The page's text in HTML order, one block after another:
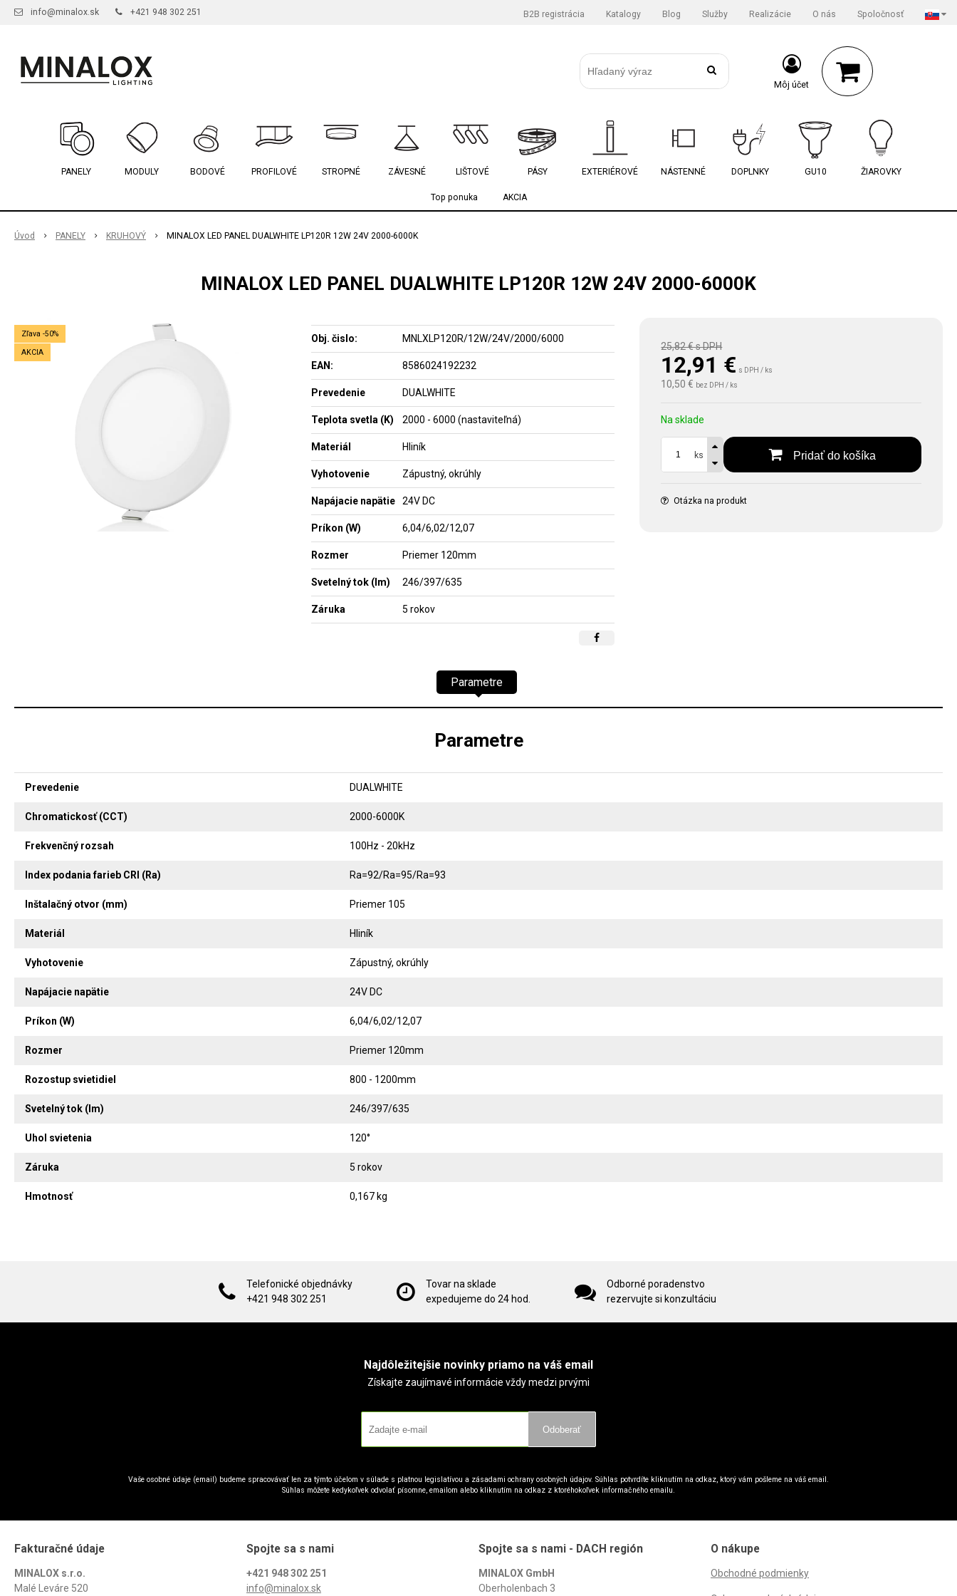
info@minalox.sk +421 948 302 251 B2B registrácia Katalogy Blog Služby Realizácie O nás Spoločnosť
Môj účet
PANELY MODULY BODOVÉ PROFILOVÉ STROPNÉ ZÁVESNÉ LIŠTOVÉ PÁSY EXTERIÉROVÉ NÁSTENNÉ DOPLNKY GU10 ŽIAROVKY
Top ponuka AKCIA
Úvod PANELY KRUHOVÝ MINALOX LED PANEL DUALWHITE LP120R 12W 24V 2000-6000K
MINALOX LED PANEL DUALWHITE LP120R 12W 24V 2000-6000K
Zľava -50%
AKCIA
25,82 €s DPH
12,91 € s DPH / ks
10,50 € bez DPH / ks
Na sklade
ks Pridať do košíka
Otázka na produkt
Obj. čislo: MNLXLP120R/12W/24V/2000/6000
EAN: 8586024192232
Prevedenie DUALWHITE
Teplota svetla (K) 2000 - 6000 (nastaviteľná)
Materiál Hliník
Vyhotovenie Zápustný, okrúhly
Napájacie napätie 24V DC
Príkon (W) 6,04/6,02/12,07
Rozmer Priemer 120mm
Svetelný tok (lm) 246/397/635
Záruka 5 rokov
Parametre
Parametre
Prevedenie DUALWHITE
Chromatickosť (CCT) 2000-6000K
Frekvenčný rozsah 100Hz - 20kHz
Index podania farieb CRI (Ra) Ra=92/Ra=95/Ra=93
Inštalačný otvor (mm) Priemer 105
Materiál Hliník
Vyhotovenie Zápustný, okrúhly
Napájacie napätie 24V DC
Príkon (W) 6,04/6,02/12,07
Rozmer Priemer 120mm
Rozostup svietidiel 800 - 1200mm
Svetelný tok (lm) 246/397/635
Uhol svietenia 120°
Záruka 5 rokov
Hmotnosť 0,167 kg
Telefonické objednávky
+421 948 302 251
Tovar na sklade
expedujeme do 24 hod.
Odborné poradenstvo
rezervujte si konzultáciu
Najdôležitejšie novinky priamo na váš email
Získajte zaujímavé informácie vždy medzi prvými
Odoberať
Vaše osobné údaje (email) budeme spracovávať len za týmto účelom v súlade s platnou legislatívou a zásadami ochrany osobných údajov. Súhlas potvrdíte kliknutím na odkaz, ktorý vám pošleme na váš email.
Súhlas môžete kedykoľvek odvolať písomne, emailom alebo kliknutím na odkaz z ktoréhokoľvek informačného emailu.
Fakturačné údaje
MINALOX s.r.o.
Malé Leváre 520
Spojte sa s nami
+421 948 302 251
info@minalox.sk
Spojte sa s nami - DACH región
MINALOX GmbH
Oberholenbach 3
O nákupe
Obchodné podmienky